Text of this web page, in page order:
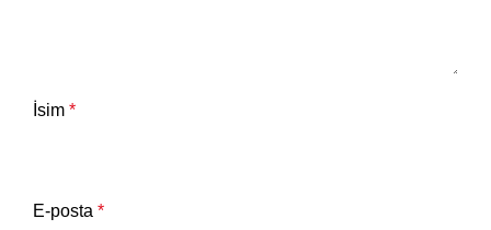
İsim *
E-posta *